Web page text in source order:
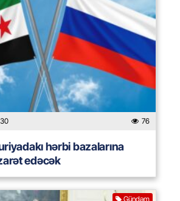
76
hərbi bazalarına
edəcək
Gündəm